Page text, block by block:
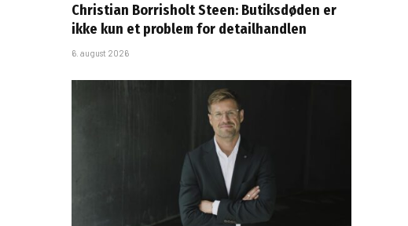
Christian Borrisholt Steen: Butiksdøden er
ikke kun et problem for detailhandlen
6. august 2026